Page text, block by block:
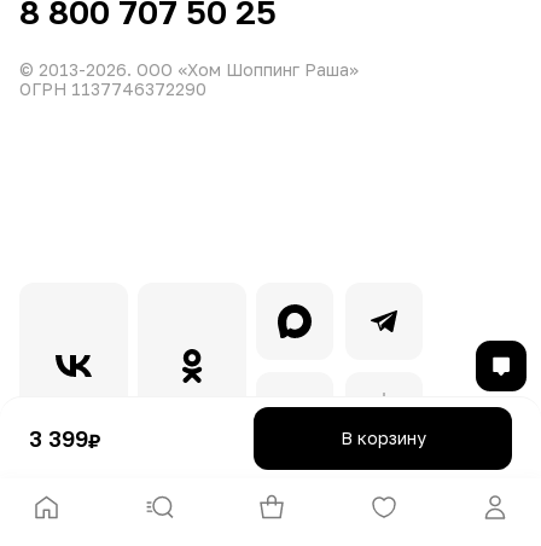
3 399₽ В корзину
8 800 707 50 25
© 2013-2026. ООО «Хом Шоппинг Раша»
ОГРН 1137746372290